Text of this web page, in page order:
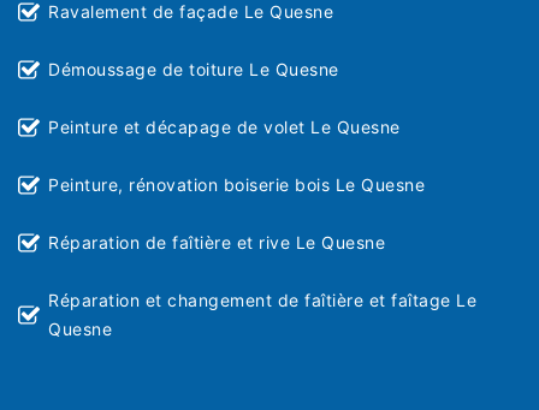
Ravalement de façade Le Quesne
Démoussage de toiture Le Quesne
Peinture et décapage de volet Le Quesne
Peinture, rénovation boiserie bois Le Quesne
Réparation de faîtière et rive Le Quesne
Réparation et changement de faîtière et faîtage Le
Quesne